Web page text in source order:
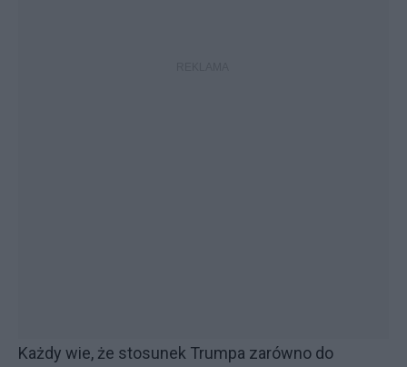
Każdy wie, że stosunek Trumpa zarówno do